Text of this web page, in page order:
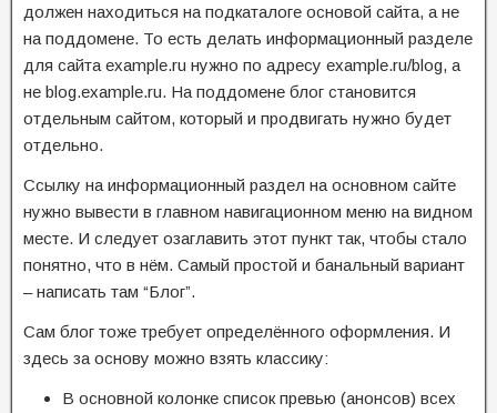
должен находиться на подкаталоге основой сайта, а не
на поддомене. То есть делать информационный разделе
для сайта example.ru нужно по адресу example.ru/blog, а
не blog.example.ru. На поддомене блог становится
отдельным сайтом, который и продвигать нужно будет
отдельно.
Ссылку на информационный раздел на основном сайте
нужно вывести в главном навигационном меню на видном
месте. И следует озаглавить этот пункт так, чтобы стало
понятно, что в нём. Самый простой и банальный вариант
– написать там “Блог”.
Сам блог тоже требует определённого оформления. И
здесь за основу можно взять классику:
В основной колонке список превью (анонсов) всех